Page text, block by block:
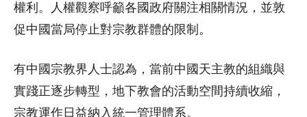
權利。人權觀察呼籲各國政府關注相關情況，並敦
促中國當局停止對宗教群體的限制。
有中國宗教界人士認為，當前中國天主教的組織與
實踐正逐步轉型，地下教會的活動空間持續收縮，
宗教運作日益納入統一管理體系。